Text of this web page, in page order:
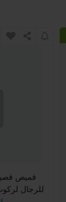
للرجال